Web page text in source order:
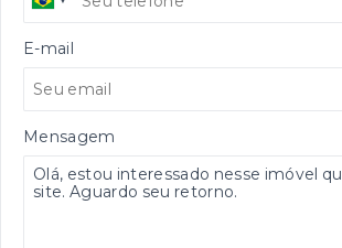
E-mail
Mensagem